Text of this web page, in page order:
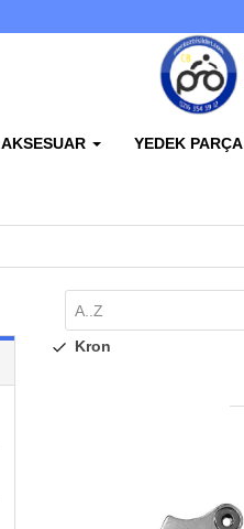
AKSESUAR YEDEK PARÇA
A..Z
Kron